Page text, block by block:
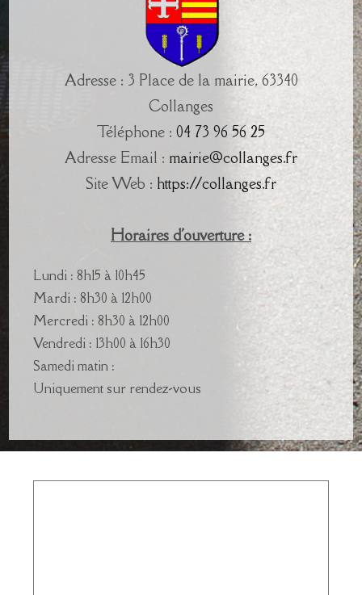
Adresse : 3 Place de la mairie, 63340
Collanges
Téléphone : 04 73 96 56 25
Adresse Email : mairie@collanges.fr
Site Web : https://collanges.fr
Horaires d'ouverture :
Lundi : 8h15 à 10h45
Mardi : 8h30 à 12h00
Mercredi : 8h30 à 12h00
Vendredi : 13h00 à 16h30
Samedi matin :
Uniquement sur rendez-vous